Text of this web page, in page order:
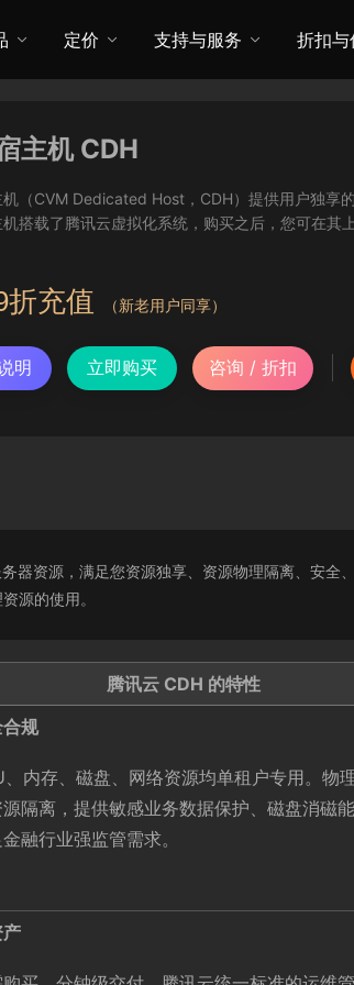
定价 支持与服务 折扣与
主机 CDH
（CVM Dedicated Host，CDH）提供用户独享
搭载了腾讯云虚拟化系统，购买之后，您可在
折充值 （新老用户同享）
明 立即购买 咨询 / 折扣
资源，满足您资源独享、资源物理隔离、安全
源的使用。
腾讯云 CDH 的特性
规
、内存、磁盘、网络资源均单租户专用。物
隔离，提供敏感业务数据保护、磁盘消磁能
融行业强监管需求。